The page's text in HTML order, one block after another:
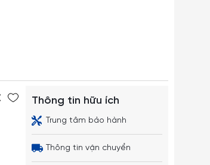
Thông tin hữu ích
Trung tâm bảo hành
Thông tin vận chuyển